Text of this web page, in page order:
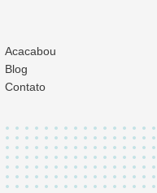
Acacabou
Blog
Contato